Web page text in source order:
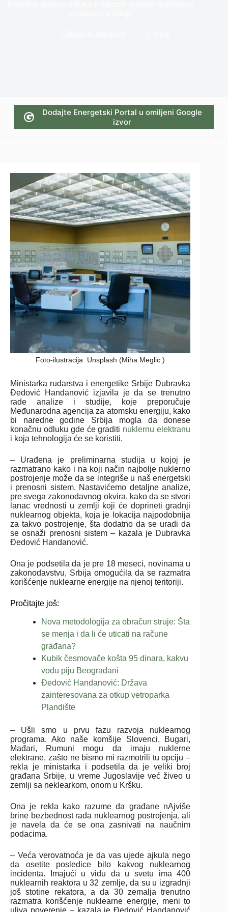
Dodajte Energetski Portal u omiljeni Google
izvor
Foto-ilustracija: Unsplash (Miha Meglic )
Ministarka rudarstva i energetike Srbije Dubravka
Đedović Handanović izjavila je da se trenutno
rade analize i studije, koje preporučuje
Međunarodna agencija za atomsku energiju, kako
bi naredne godine Srbija mogla da donese
konačnu odluku gde će graditi nuklernu elektranu
i koja tehnologija će se koristiti.
– Urađena je preliminarna studija u kojoj je
razmatrano kako i na koji način najbolje nuklerno
postrojenje može da se integriše u naš energetski
i prenosni sistem. Nastavićemo detaljne analize,
pre svega zakonodavnog okvira, kako da se stvori
lanac vrednosti u zemlji koji će doprineti gradnji
nuklearnog objekta, koja je lokacija najpodobnija
za takvo postrojenje, šta dodatno da se uradi da
se osnaži prenosni sistem – kazala je Dubravka
Đedović Handanović.
Ona je podsetila da je pre 18 meseci, novinama u
zakonodavstvu, Srbija omogućila da se razmatra
korišćenje nuklearne energije na njenoj teritoriji.
Pročitajte još:
Nova metodologija za obračun struje: Šta
se menja i da li će uticati na račune
građana?
Kubik česmovače košta 95 dinara, kakvu
vodu piju Beograđani
Đedović Handanović: Država
zainteresovana za otkup vetroparka
Plandište
– Ušli smo u prvu fazu razvoja nuklearnog
programa. Ako naše komšije Slovenci, Bugari,
Mađari, Rumuni mogu da imaju nuklerne
elektrane, zašto ne bismo mi razmotrili tu opciju –
rekla je ministarka i podsetila da je veliki broj
građana Srbije, u vreme Jugoslavije već živeo u
zemlji sa neklearkom, onom u Kršku.
Ona je rekla kako razume da građane nAjviše
brine bezbednost rada nuklearnog postrojenja, ali
je navela da će se ona zasnivati na naučnim
podacima.
– Veća verovatnoća je da vas ujede ajkula nego
da osetite posledice bilo kakvog nuklearnog
incidenta. Imajući u vidu da u svetu ima 400
nuklearnih reaktora u 32 zemlje, da su u izgradnji
još stotine rekatora, a da 30 zemalja trenutno
razmatra korišćenje nuklearne energije, meni to
uliva poverenje – kazala je Đedović Handanović